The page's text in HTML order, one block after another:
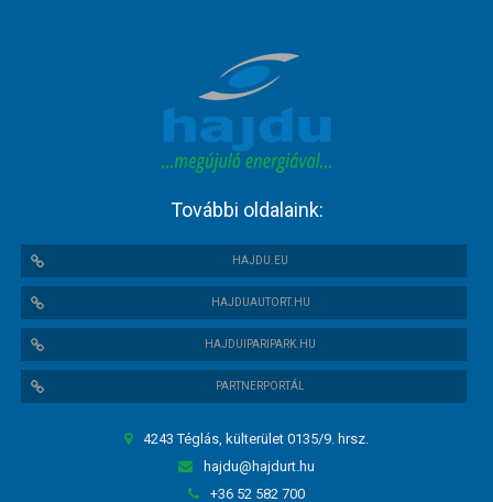
További oldalaink:
HAJDU.EU
HAJDUAUTORT.HU
HAJDUIPARIPARK.HU
PARTNERPORTÁL
4243 Téglás, külterület 0135/9. hrsz.
hajdu@hajdurt.hu
+36 52 582 700